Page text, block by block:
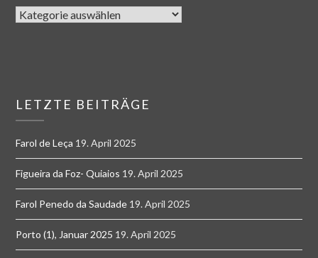
LETZTE BEITRÄGE
Farol de Leça 19. April 2025
Figueira da Foz- Quiaios 19. April 2025
Farol Penedo da Saudade 19. April 2025
Porto (1), Januar 2025 19. April 2025